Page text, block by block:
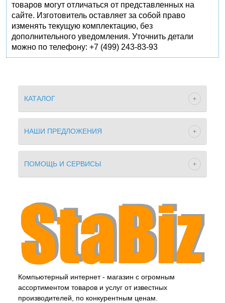
товаров могут отличаться от представленных на
сайте. Изготовитель оставляет за собой право
изменять текущую комплектацию, без
дополнительного уведомления. Уточнить детали
можно по телефону: +7 (499) 243-83-93
КАТАЛОГ
НАШИ ПРЕДЛОЖЕНИЯ
ПОМОЩЬ И СЕРВИСЫ
Компьютерный интернет - магазин с огромным
ассортиментом товаров и услуг от известных
производителей, по конкурентным ценам.